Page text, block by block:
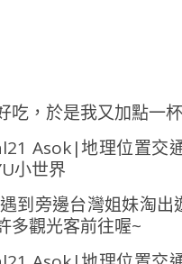
，於是我又加點一
到旁邊台灣姐妹淘出
多觀光客前往喔~